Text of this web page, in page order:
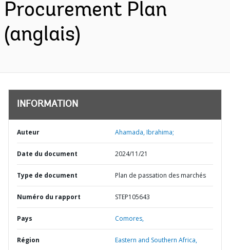
Procurement Plan
(anglais)
INFORMATION
Auteur Ahamada, Ibrahima;
Date du document 2024/11/21
Type de document Plan de passation des marchés
Numéro du rapport STEP105643
Pays Comores,
Région Eastern and Southern Africa,